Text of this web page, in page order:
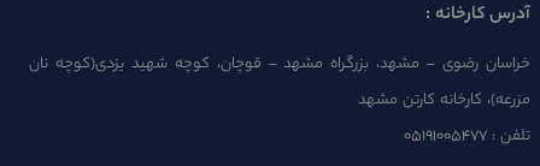
آدرس کارخانه :
خراسان رضوی – مشهد، بزرگراه مشهد – قوچان، کوچه شهید یزدی(کوچه نان
مزرعه)، کارخانه کارتن مشهد
تلفن : ۰۵۱۹۱۰۰۵۴۷۷